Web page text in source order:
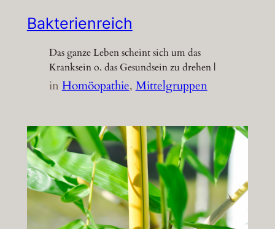
Bakterienreich
Das ganze Leben scheint sich um das
Kranksein o. das Gesundsein zu drehen |
inHomöopathie, Mittelgruppen